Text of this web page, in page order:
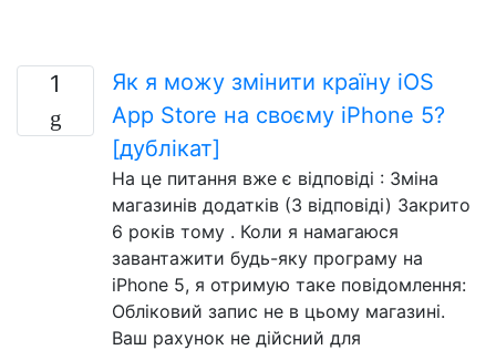
1
Як я можу змінити країну iOS
App Store на своєму iPhone 5?
[дублікат]
На це питання вже є відповіді : Зміна
магазинів додатків (3 відповіді) Закрито
6 років тому . Коли я намагаюся
завантажити будь-яку програму на
iPhone 5, я отримую таке повідомлення:
Обліковий запис не в цьому магазині.
Ваш рахунок не дійсний для